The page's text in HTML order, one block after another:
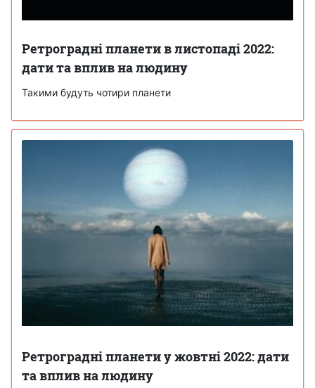
Ретроградні планети в листопаді 2022:
дати та вплив на людину
Такими будуть чотири планети
Ретроградні планети у жовтні 2022: дати
та вплив на людину